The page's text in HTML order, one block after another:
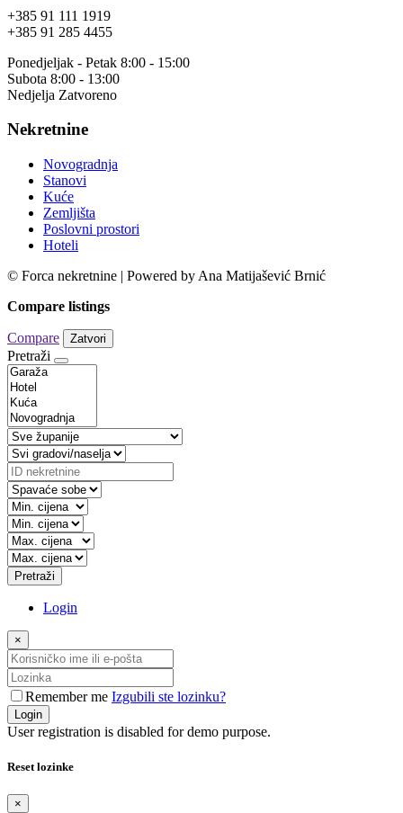
+385 91 111 1919
+385 91 285 4455
Ponedjeljak - Petak 8:00 - 15:00
Subota 8:00 - 13:00
Nedjelja Zatvoreno
Nekretnine
Novogradnja
Stanovi
Kuće
Zemljišta
Poslovni prostori
Hoteli
© Forca nekretnine | Powered by Ana Matijašević Brnić
Compare listings
Compare Zatvori
Pretraži
Pretraži
Login
×
Remember me Izgubili ste lozinku?
Login
User registration is disabled for demo purpose.
Reset lozinke
×